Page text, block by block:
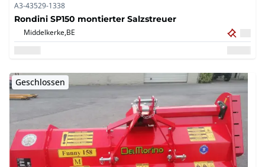
A3-43529-1338
Rondini SP150 montierter Salzstreuer
Middelkerke,BE
Geschlossen